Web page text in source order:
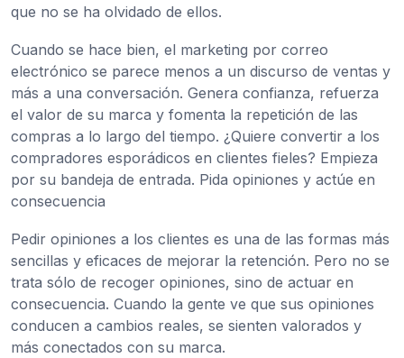
que no se ha olvidado de ellos.
Cuando se hace bien, el marketing por correo
electrónico se parece menos a un discurso de ventas y
más a una conversación. Genera confianza, refuerza
el valor de su marca y fomenta la repetición de las
compras a lo largo del tiempo. ¿Quiere convertir a los
compradores esporádicos en clientes fieles? Empieza
por su bandeja de entrada. Pida opiniones y actúe en
consecuencia
Pedir opiniones a los clientes es una de las formas más
sencillas y eficaces de mejorar la retención. Pero no se
trata sólo de recoger opiniones, sino de actuar en
consecuencia. Cuando la gente ve que sus opiniones
conducen a cambios reales, se sienten valorados y
más conectados con su marca.